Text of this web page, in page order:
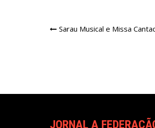
Navegação
Sarau Musical e Missa
JORNAL A